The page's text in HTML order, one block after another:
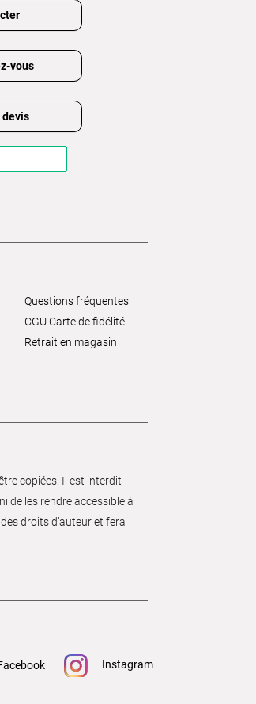
vous
devis
Questions fréquentes
CGU Carte de fidélité
Retrait en magasin
copiées. Il est interdit
de les rendre accessible à
droits d’auteur et fera
Instagram